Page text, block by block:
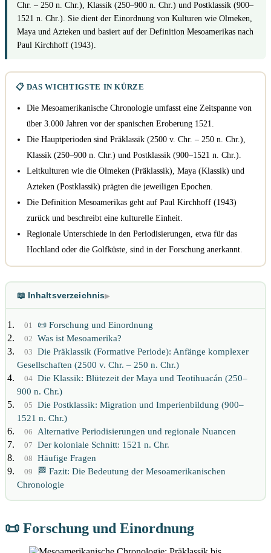
Chr. – 250 n. Chr.), Klassik (250–900 n. Chr.) und Postklassik (900–
1521 n. Chr.). Sie dient der Einordnung von Kulturen wie Olmeken,
Maya und Azteken und basiert auf der Definition Mesoamerikas nach
Paul Kirchhoff (1943).
📋 DAS WICHTIGSTE IN KÜRZE
Die Mesoamerikanische Chronologie umfasst eine Zeitspanne von
über 3.000 Jahren vor der spanischen Eroberung 1521.
Die Hauptperioden sind Präklassik (2500 v. Chr. – 250 n. Chr.),
Klassik (250–900 n. Chr.) und Postklassik (900–1521 n. Chr.).
Leitkulturen wie die Olmeken (Präklassik), Maya (Klassik) und
Azteken (Postklassik) prägten die jeweiligen Epochen.
Die Definition Mesoamerikas geht auf Paul Kirchhoff (1943)
zurück und beschreibt eine kulturelle Einheit.
Regionale Unterschiede in den Periodisierungen, etwa für das
Hochland oder die Golfküste, sind in der Forschung anerkannt.
📖 Inhaltsverzeichnis▶
01 📜 Forschung und Einordnung
02 Was ist Mesoamerika?
03 Die Präklassik (Formative Periode): Anfänge komplexer
Gesellschaften (2500 v. Chr. – 250 n. Chr.)
04 Die Klassik: Blütezeit der Maya und Teotihuacán (250–
900 n. Chr.)
05 Die Postklassik: Migration und Imperienbildung (900–
1521 n. Chr.)
06 Alternative Periodisierungen und regionale Nuancen
07 Der koloniale Schnitt: 1521 n. Chr.
08 Häufige Fragen
09
🏁 Fazit: Die Bedeutung der Mesoamerikanischen
Chronologie
📜 Forschung und Einordnung